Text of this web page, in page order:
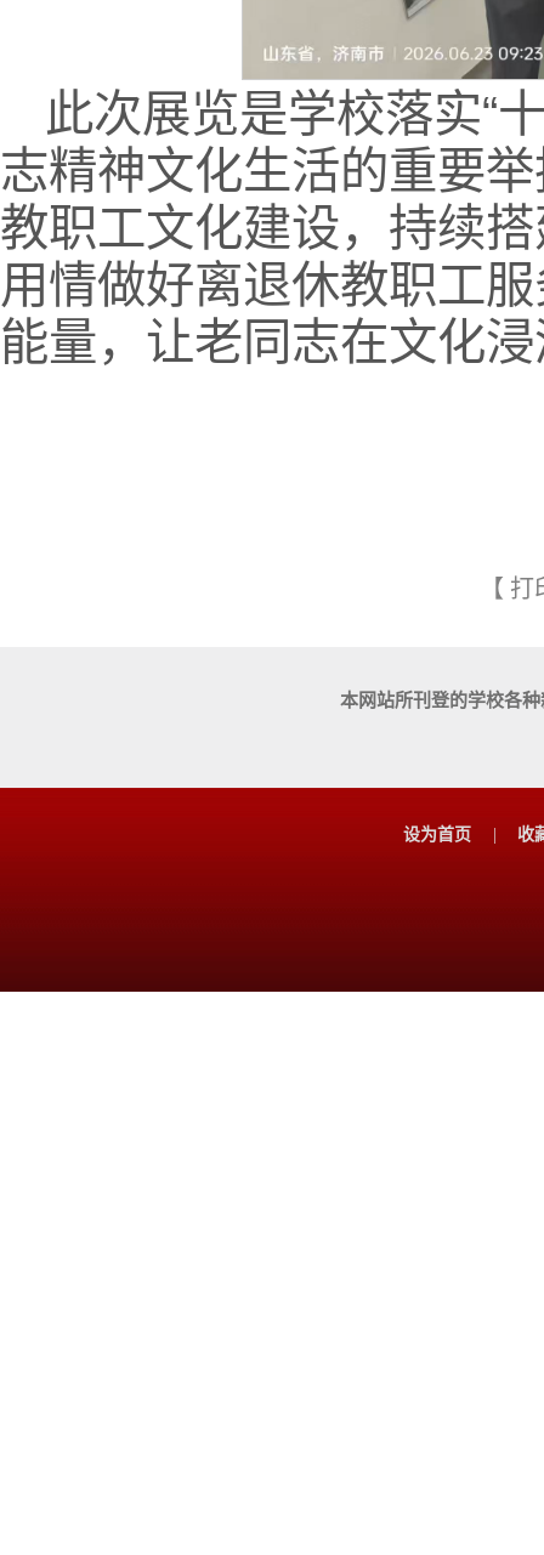
此次展览是学校落实“
志精神文化生活的重要
教职工文化建设，持续
用情做好离退休教职工
能量，让老同志在文化
【 打
本网站所刊登的学校各
设为首页 收